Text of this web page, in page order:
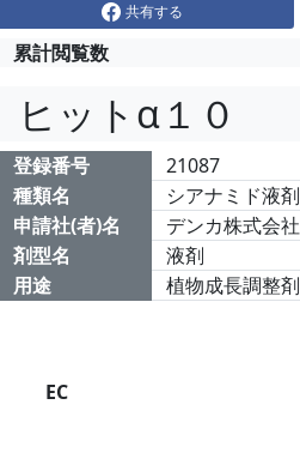
共有する
累計閲覧数
ヒットα１０
登録番号
21087
種類名
シアナミド液剤
申請社(者)名
デンカ株式会社
剤型名
液剤
用途
植物成長調整剤
EC